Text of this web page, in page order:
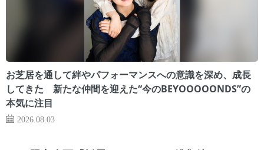
お芝居を通して絆やパフォーマンスへの意識を深め、成長
してきた 新たな仲間を迎えた“今のBEYOOOOONDS”の
本気に注目
2026.08.03